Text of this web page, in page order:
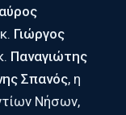
Γιώργος
Παναγιώτης
Σπανός, η
Νήσων,